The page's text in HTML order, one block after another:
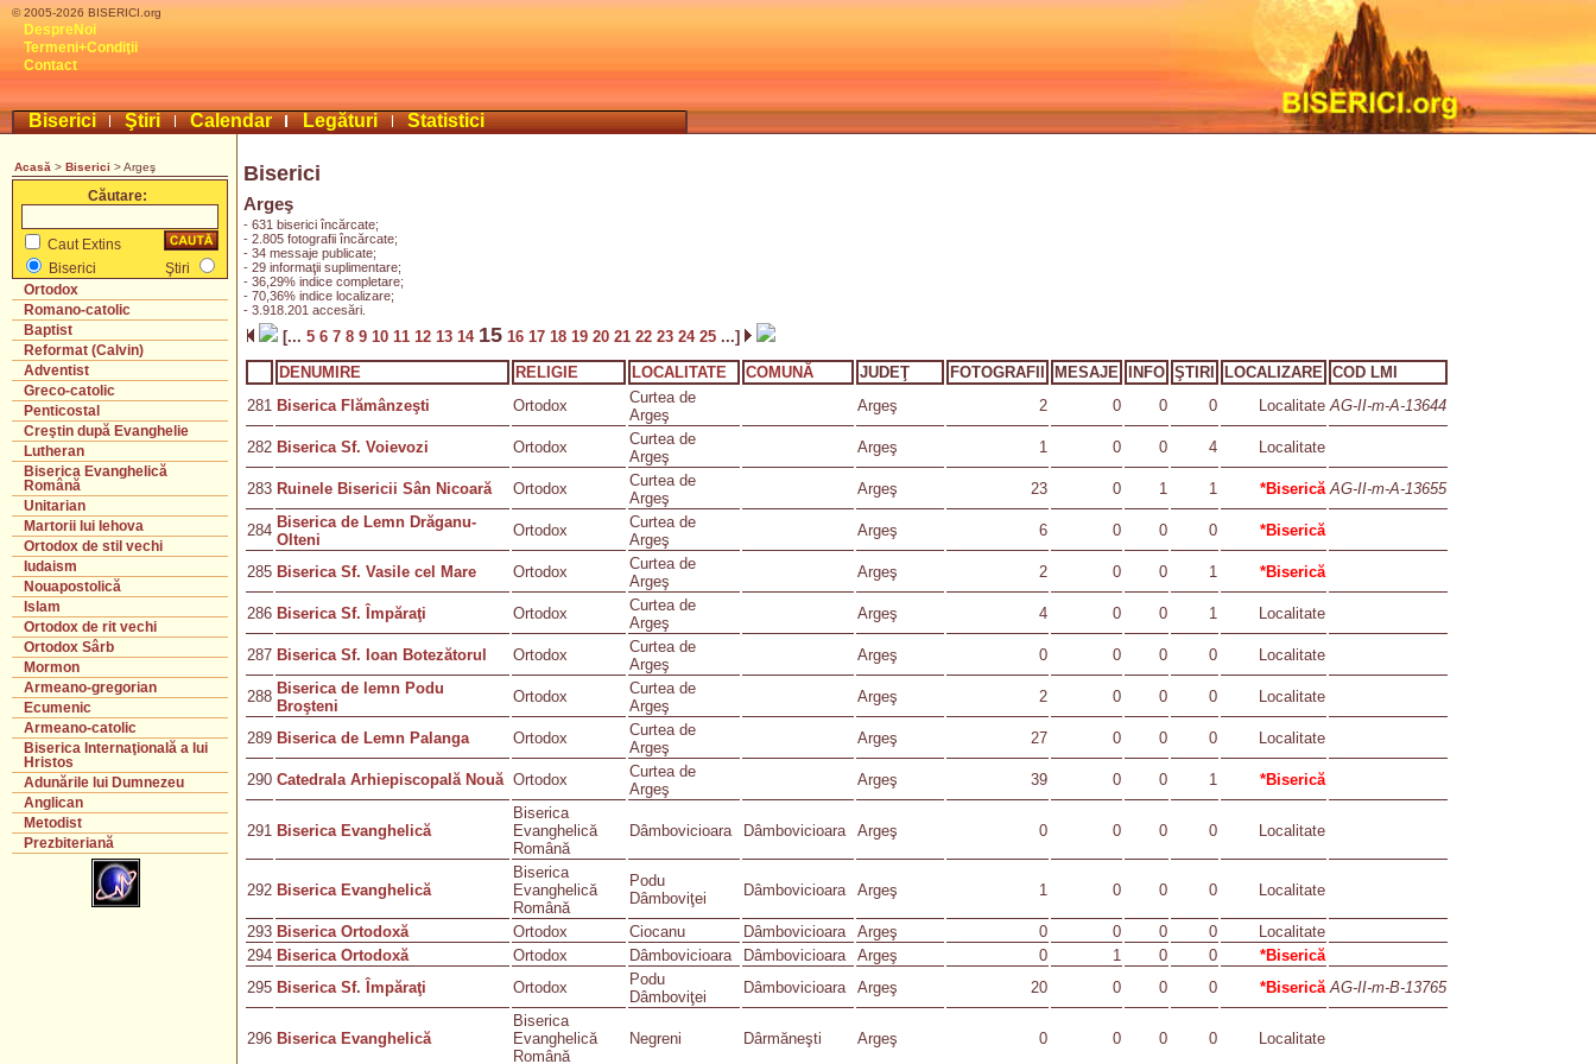
© 2005-2026 BISERICI.org
DespreNoi
Termeni+Condiţii
Contact
Biserici Ştiri Calendar Legături Statistici
Acasă > Biserici > Argeş
Căutare:
Caut Extins
Biserici
Ştiri
Ortodox
Romano-catolic
Baptist
Reformat (Calvin)
Adventist
Greco-catolic
Penticostal
Creştin după Evanghelie
Lutheran
Biserica Evanghelică
Română
Unitarian
Martorii lui Iehova
Ortodox de stil vechi
Iudaism
Nouapostolică
Islam
Ortodox de rit vechi
Ortodox Sârb
Mormon
Armeano-gregorian
Ecumenic
Armeano-catolic
Biserica Internaţională a lui
Hristos
Adunările lui Dumnezeu
Anglican
Metodist
Prezbiteriană
Biserici
Argeş
- 631 biserici încărcate;
- 2.805 fotografii încărcate;
- 34 messaje publicate;
- 29 informaţii suplimentare;
- 36,29% indice completare;
- 70,36% indice localizare;
- 3.918.201 accesări.
[... 5 6 7 8 9 10 11 12 13 14 15 16 17 18 19 20 21 22 23 24 25 ...]
DENUMIRE
RELIGIE LOCALITATE COMUNĂ JUDEŢ FOTOGRAFII MESAJE INFO ŞTIRI LOCALIZARE COD LMI
281 Biserica Flămânzeşti Ortodox
Curtea de
Argeş
Argeş 2 0 0 0 Localitate AG-II-m-A-13644
282 Biserica Sf. Voievozi Ortodox
Curtea de
Argeş
Argeş 1 0 0 4 Localitate
283 Ruinele Bisericii Sân Nicoară Ortodox
Curtea de
Argeş
Argeş 23 0 1 1 *Biserică AG-II-m-A-13655
284 Biserica de Lemn Drăganu-
Olteni
Ortodox
Curtea de
Argeş
Argeş 6 0 0 0 *Biserică
285 Biserica Sf. Vasile cel Mare Ortodox
Curtea de
Argeş
Argeş 2 0 0 1 *Biserică
286 Biserica Sf. Împăraţi Ortodox
Curtea de
Argeş
Argeş 4 0 0 1 Localitate
287 Biserica Sf. Ioan Botezătorul Ortodox
Curtea de
Argeş
Argeş 0 0 0 0 Localitate
288 Biserica de lemn Podu
Broşteni
Ortodox
Curtea de
Argeş
Argeş 2 0 0 0 Localitate
289 Biserica de Lemn Palanga Ortodox
Curtea de
Argeş
Argeş 27 0 0 0 Localitate
290 Catedrala Arhiepiscopală Nouă Ortodox
Curtea de
Argeş
Argeş 39 0 0 1 *Biserică
291 Biserica Evanghelică
Biserica
Evanghelică
Română
Dâmbovicioara Dâmbovicioara Argeş 0 0 0 0 Localitate
292 Biserica Evanghelică
Biserica
Evanghelică
Română
Podu
Dâmboviţei
Dâmbovicioara Argeş 1 0 0 0 Localitate
293 Biserica Ortodoxă Ortodox Ciocanu Dâmbovicioara Argeş 0 0 0 0
Localitate
294 Biserica Ortodoxă Ortodox Dâmbovicioara Dâmbovicioara Argeş 0 1 0 0
*Biserică
295 Biserica Sf. Împăraţi Ortodox
Podu
Dâmboviţei
Dâmbovicioara Argeş 20 0 0 0 *Biserică AG-II-m-B-13765
296 Biserica Evanghelică
Biserica
Evanghelică
Română
Negreni Dârmăneşti Argeş 0 0 0 0 Localitate